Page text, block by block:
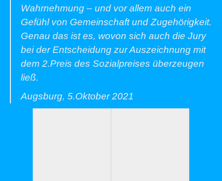
Wahrnehmung – und vor allem auch ein
Gefühl von Gemeinschaft und Zugehörigkeit.
Genau das ist es, wovon sich auch die Jury
bei der Entscheidung zur Auszeichnung mit
dem 2.Preis des Sozialpreises überzeugen
ließ.
Augsburg, 5.Oktober 2021